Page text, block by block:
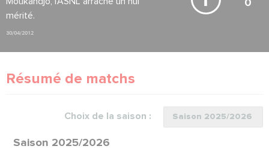
mérité.
30/04/2012
0
Résumé de matchs
Choix de la saison :
Saison 2025/2026